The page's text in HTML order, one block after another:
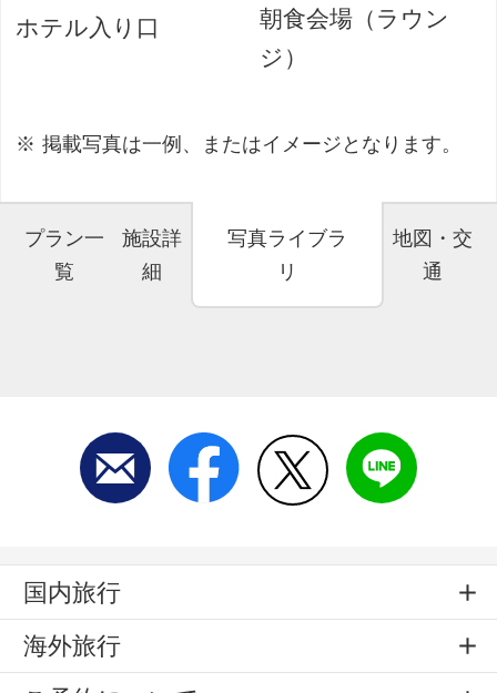
ホテル入り口
朝食会場（ラウン
ジ）
掲載写真は一例、またはイメージとなります。
プラン一
覧
施設詳
細
写真ライブラ
リ
地図・交
通
国内旅行
海外旅行